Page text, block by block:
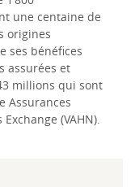
une centaine de
origines
ses bénéfices
assurées et
millions qui sont
Assurances
(VAHN).